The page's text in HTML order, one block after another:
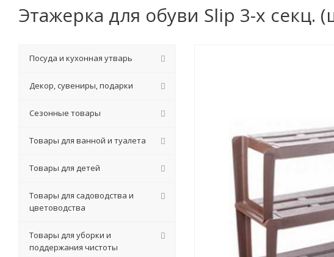
Этажерка для обуви Slip 3-х секц.
Посуда и кухонная утварь
Декор, сувениры, подарки
Сезонные товары
Товары для ванной и туалета
Товары для детей
Товары для садоводства и
цветоводства
Товары для уборки и
поддержания чистоты